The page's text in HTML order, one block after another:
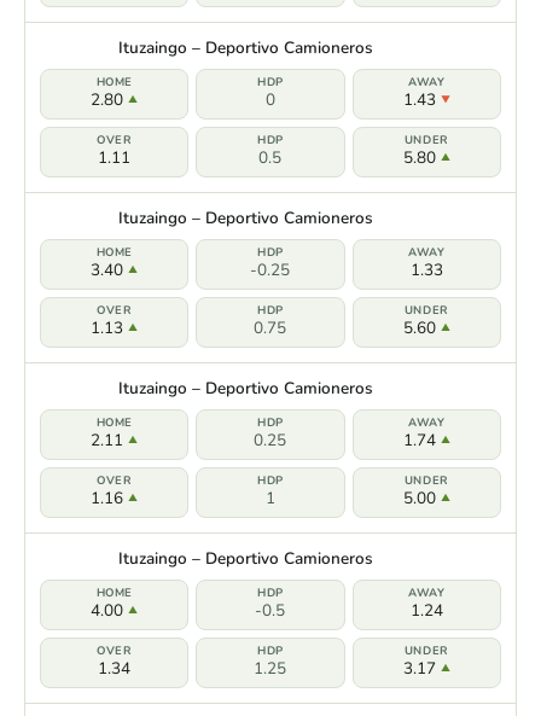
Ituzaingo – Deportivo Camioneros
2.80 0 1.43
1.11 0.5 5.80
Ituzaingo – Deportivo Camioneros
3.40 -0.25 1.33
1.13 0.75 5.60
Ituzaingo – Deportivo Camioneros
2.11 0.25 1.74
1.16 1 5.00
Ituzaingo – Deportivo Camioneros
4.00 -0.5 1.24
1.34 1.25 3.17